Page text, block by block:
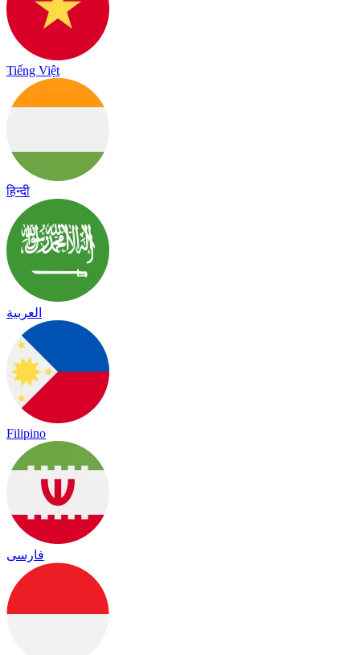
Tiếng Việt
हिन्दी
العربية
Filipino
فارسی